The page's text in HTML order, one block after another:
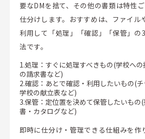
要なDMを捨て、その他の書類は特性
仕分けします。おすすめは、ファイル
利用して「処理」「確認」「保管」の
法です。
1.処理：すぐに処理すべきもの(学校へ
の請求書など)
2.確認：あとで確認・利用したいもの(チ
学校の献立表など)
3.保管：定位置を決めて保管したいもの
書・カタログなど)
即時に仕分け・管理できる仕組みを作